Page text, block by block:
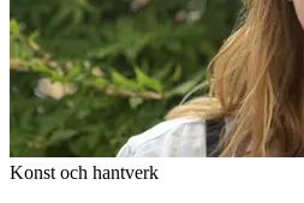
Konst och hantverk